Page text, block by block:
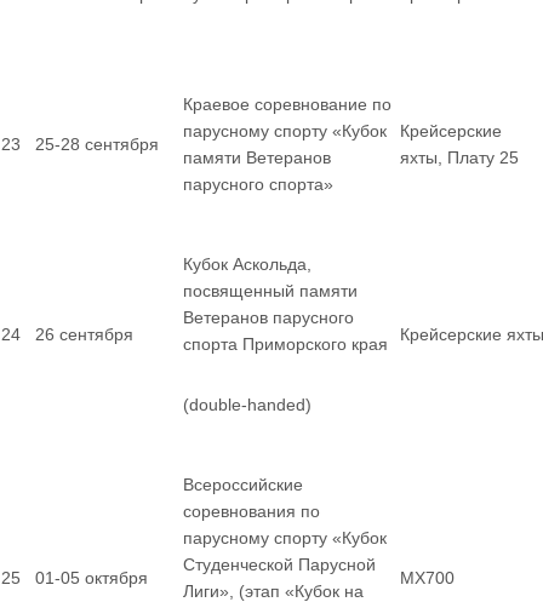
23 25-28 сентября
Краевое соревнование по
парусному спорту «Кубок
памяти Ветеранов
парусного спорта»
Крейсерские
яхты, Плату 25
24 26 сентября
Кубок Аскольда,
посвященный памяти
Ветеранов парусного
спорта Приморского края
(double-handed)
Крейсерские яхты
25 01-05 октября
Всероссийские
соревнования по
парусному спорту «Кубок
Студенческой Парусной
Лиги», (этап «Кубок на
MX700